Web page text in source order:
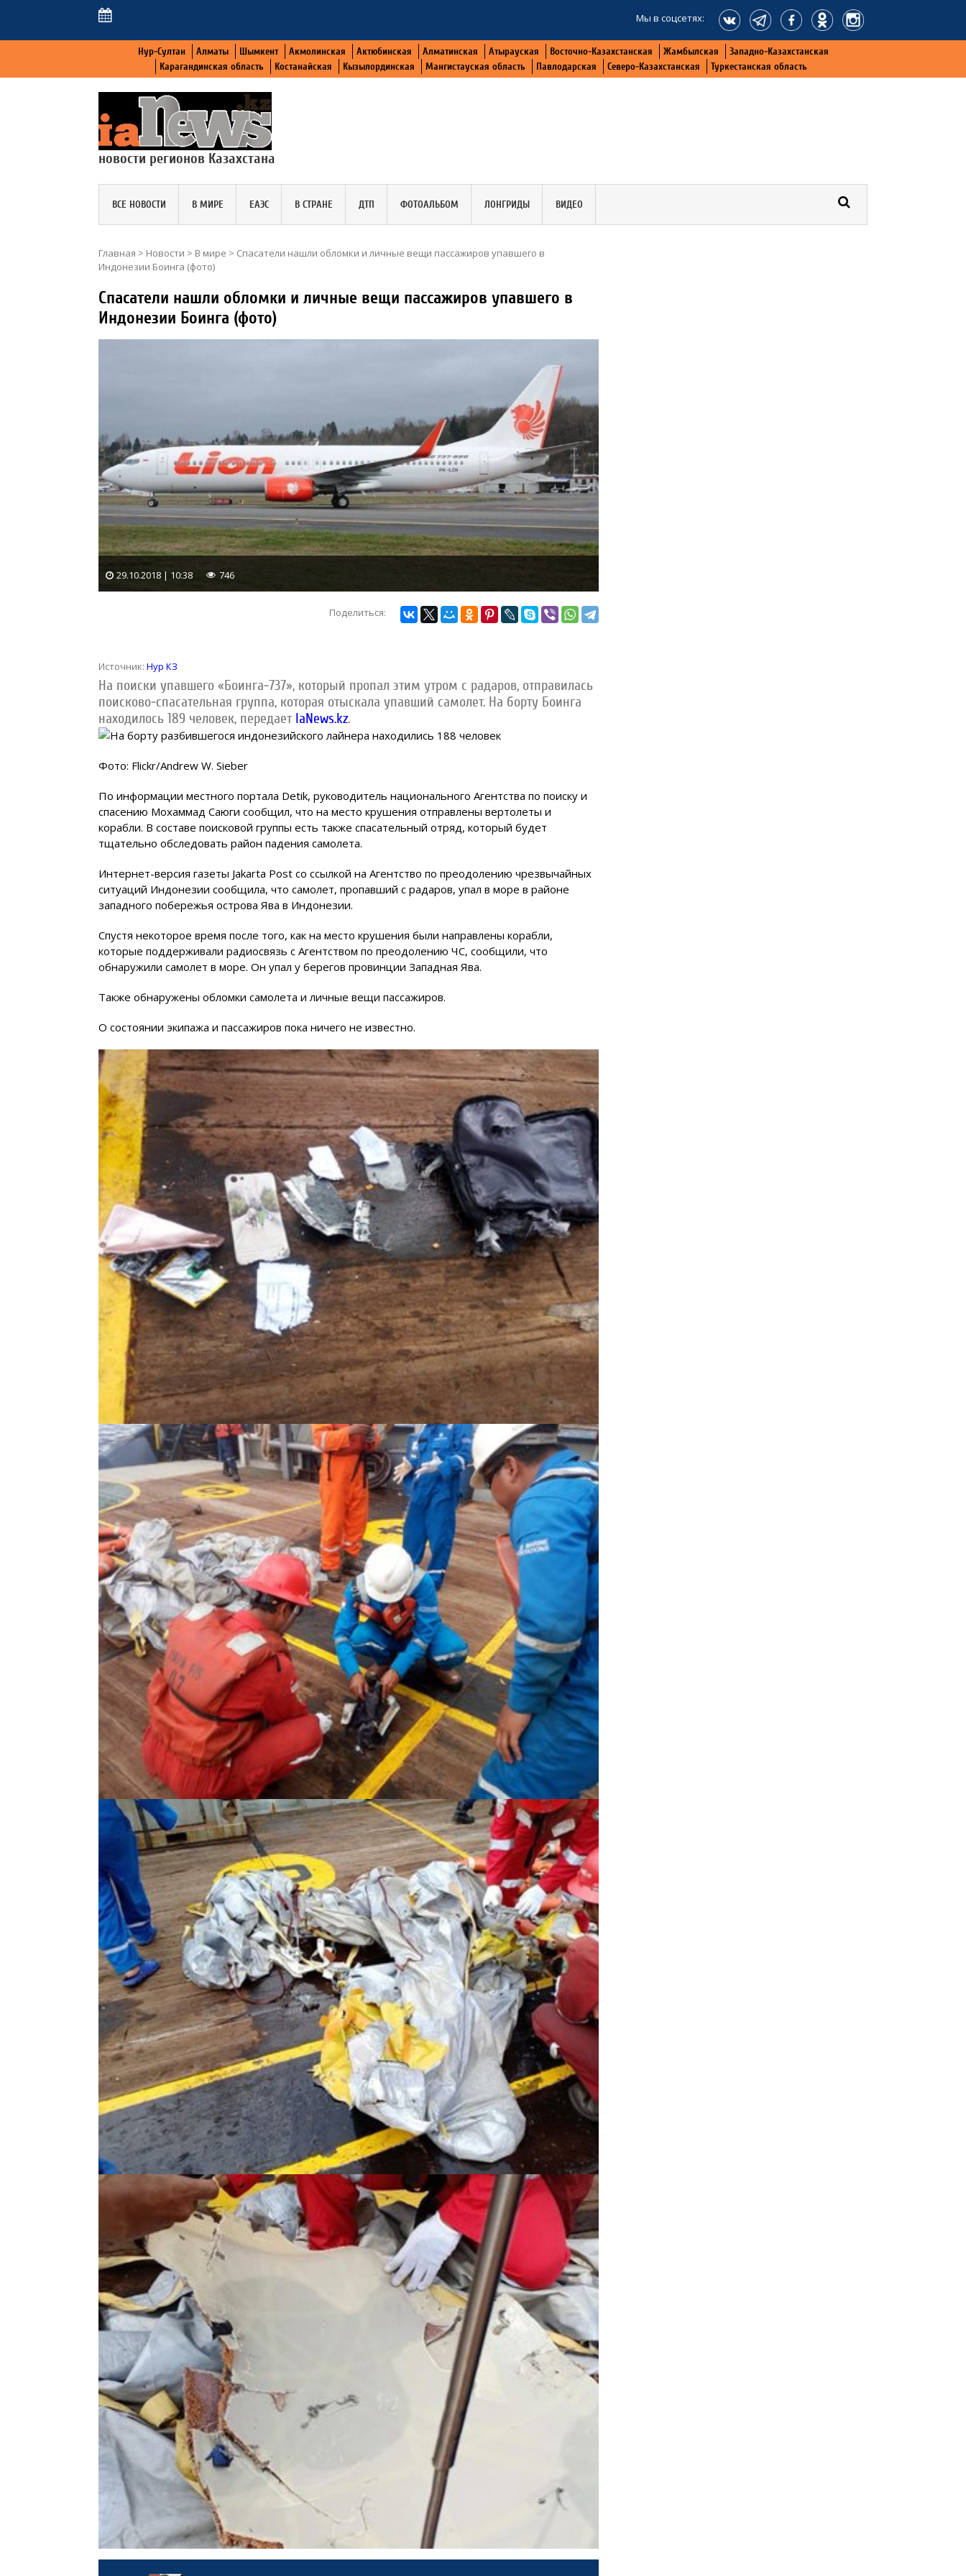
Мы в соцсетях:
Нур-Султан Алматы Шымкент Акмолинская Актюбинская Алматинская Атырауская Восточно-Казахстанская Жамбылская
Западно-Казахстанская
Карагандинская область
Костанайская Кызылординская Мангистауская область Павлодарская Северо-Казахстанская Туркестанская область
новости регионов Казахстана
ВСЕ НОВОСТИ В МИРЕ ЕАЭС В СТРАНЕ ДТП ФОТОАЛЬБОМ ЛОНГРИДЫ ВИДЕО
Главная > Новости > В мире > Спасатели нашли обломки и личные вещи пассажиров упавшего в
Индонезии Боинга (фото)
Спасатели нашли обломки и личные вещи пассажиров упавшего в
Индонезии Боинга (фото)
29.10.2018 | 10:38 746
Поделиться:
Источник: Нур КЗ
На поиски упавшего «Боинга-737», который пропал этим утром с радаров, отправилась
поисково-спасательная группа, которая отыскала упавший самолет. На борту Боинга
находилось 189 человек, передает IaNews.kz.
Фото: Flickr/Andrew W. Sieber
По информации местного портала Detik, руководитель национального Агентства по поиску и
спасению Мохаммад Саюги сообщил, что на место крушения отправлены вертолеты и
корабли. В составе поисковой группы есть также спасательный отряд, который будет
тщательно обследовать район падения самолета.
Интернет-версия газеты Jakarta Post со ссылкой на Агентство по преодолению чрезвычайных
ситуаций Индонезии сообщила, что самолет, пропавший с радаров, упал в море в районе
западного побережья острова Ява в Индонезии.
Спустя некоторое время после того, как на место крушения были направлены корабли,
которые поддерживали радиосвязь с Агентством по преодолению ЧС, сообщили, что
обнаружили самолет в море. Он упал у берегов провинции Западная Ява.
Также обнаружены обломки самолета и личные вещи пассажиров.
О состоянии экипажа и пассажиров пока ничего не известно.